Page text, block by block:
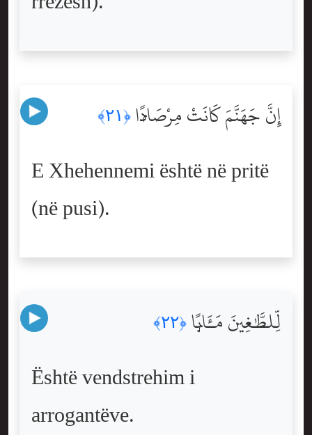
إِنَّ جَهَنَّمَ كَانَتْ مِرْصَادًۭا ﴿٢١﴾
E Xhehennemi është në pritë
(në pusi).
لِّلطَّٰغِينَ مَـَٔابًۭا ﴿٢٢﴾
Është vendstrehim i
arrogantëve.